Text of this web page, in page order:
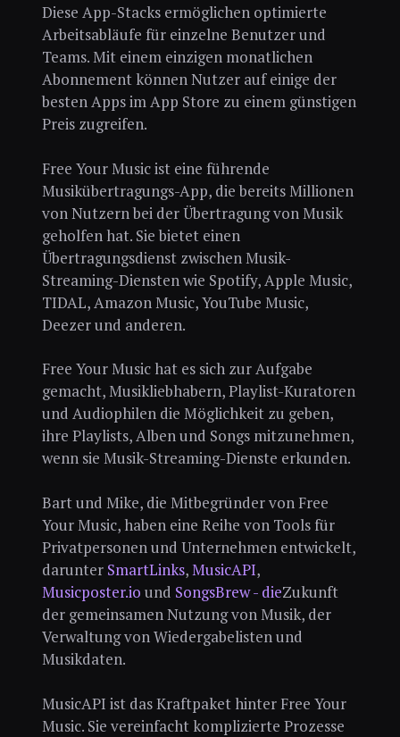
Diese App-Stacks ermöglichen optimierte
Arbeitsabläufe für einzelne Benutzer und
Teams. Mit einem einzigen monatlichen
Abonnement können Nutzer auf einige der
besten Apps im App Store zu einem günstigen
Preis zugreifen.
Free Your Music ist eine führende
Musikübertragungs-App, die bereits Millionen
von Nutzern bei der Übertragung von Musik
geholfen hat. Sie bietet einen
Übertragungsdienst zwischen Musik-
Streaming-Diensten wie Spotify, Apple Music,
TIDAL, Amazon Music, YouTube Music,
Deezer und anderen.
Free Your Music hat es sich zur Aufgabe
gemacht, Musikliebhabern, Playlist-Kuratoren
und Audiophilen die Möglichkeit zu geben,
ihre Playlists, Alben und Songs mitzunehmen,
wenn sie Musik-Streaming-Dienste erkunden.
Bart und Mike, die Mitbegründer von Free
Your Music, haben eine Reihe von Tools für
Privatpersonen und Unternehmen entwickelt,
darunter SmartLinks,MusicAPI,
Musicposter.io und SongsBrew - dieZukunft
der gemeinsamen Nutzung von Musik, der
Verwaltung von Wiedergabelisten und
Musikdaten.
MusicAPI ist das Kraftpaket hinter Free Your
Music. Sie vereinfacht komplizierte Prozesse